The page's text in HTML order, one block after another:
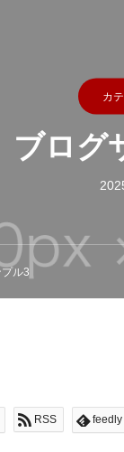
カ
ブログ
ル3
RSS feedly